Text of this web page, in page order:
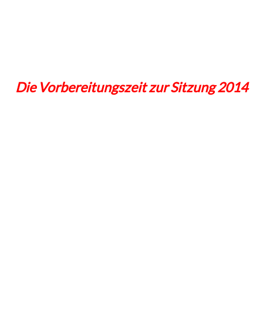
Die Vorbereitungszeit zur Sitzung 2014